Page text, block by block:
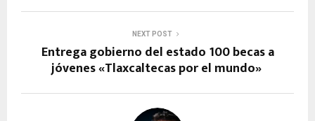
NEXT POST
Entrega gobierno del estado 100 becas a
jóvenes «Tlaxcaltecas por el mundo»